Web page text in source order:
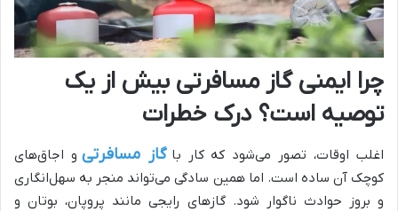
چرا ایمنی گاز مسافرتی بیش از یک
توصیه است؟ درک خطرات
اغلب اوقات، تصور می‌شود که کار با گاز مسافرتی و اجاق‌های
کوچک آن ساده است. اما همین سادگی می‌تواند منجر به سهل‌انگاری
و بروز حوادث ناگوار شود. گازهای رایجی مانند پروپان، بوتان و